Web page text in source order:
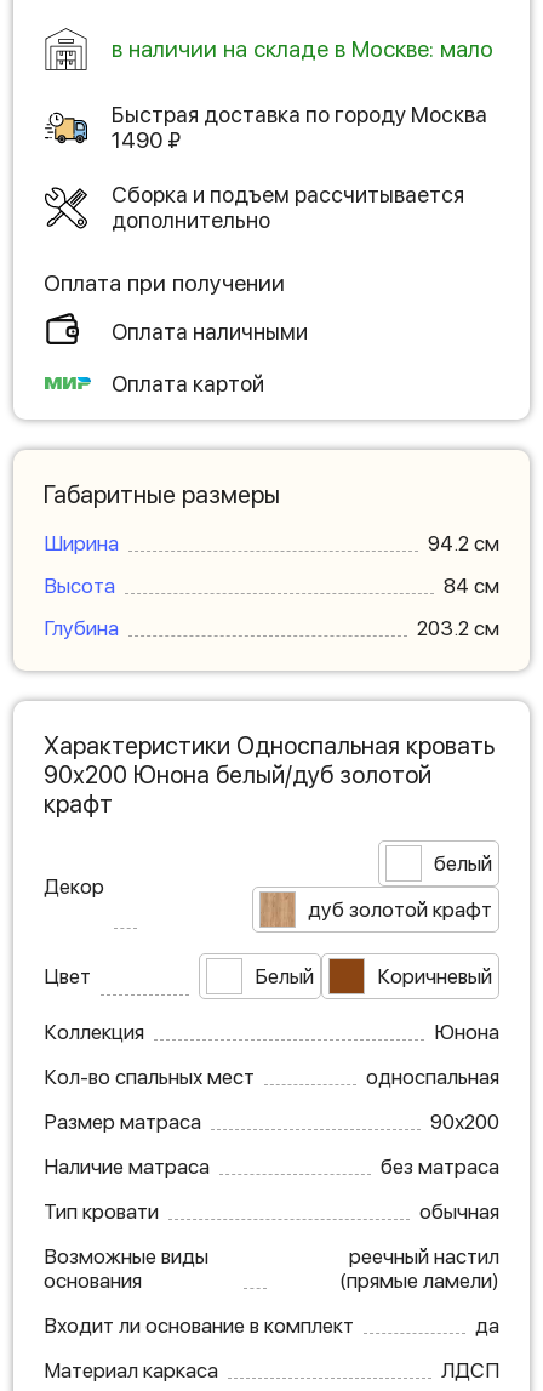
в наличии на складе в Москве: мало
Быстрая доставка по городу Москва
1490 ₽
Сборка и подъем рассчитывается
дополнительно
Оплата при получении
Оплата наличными
Оплата картой
Габаритные размеры
Ширина
94.2 см
Высота
84 см
Глубина
203.2 см
Характеристики Односпальная кровать
90х200 Юнона белый/дуб золотой
крафт
Декор
белый
дуб золотой крафт
Цвет Белый Коричневый
Коллекция
Юнона
Кол-во спальных мест
односпальная
Размер матраса
90х200
Наличие матраса
без матраса
Тип кровати
обычная
Возможные виды
основания
реечный настил
(прямые ламели)
Входит ли основание в комплект
да
Материал каркаса
ЛДСП